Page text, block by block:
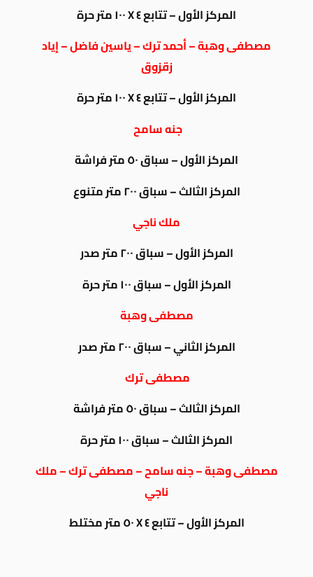
المركز الأول – تتابع ٤ X ١٠٠ متر حرة
مصطفى وهبة – أحمد ترك – ياسين فاضل – إياد
زقزوق
المركز الأول – تتابع ٤ X ١٠٠ متر حرة
جنه سامح
المركز الأول – سباق ٥٠ متر فراشة
المركز الثالث – سباق ٢٠٠ متر متنوع
ملك ناجي
المركز الأول – سباق ٢٠٠ متر صدر
المركز الأول – سباق ١٠٠ متر حرة
مصطفى وهبة
المركز الثاني – سباق ٢٠٠ متر صدر
مصطفى ترك
المركز الثالث – سباق ٥٠ متر فراشة
المركز الثالث – سباق ١٠٠ متر حرة
مصطفى وهبة – جنه سامح – مصطفى ترك – ملك
ناجي
المركز الأول – تتابع ٤ X ٥٠ متر مختلط